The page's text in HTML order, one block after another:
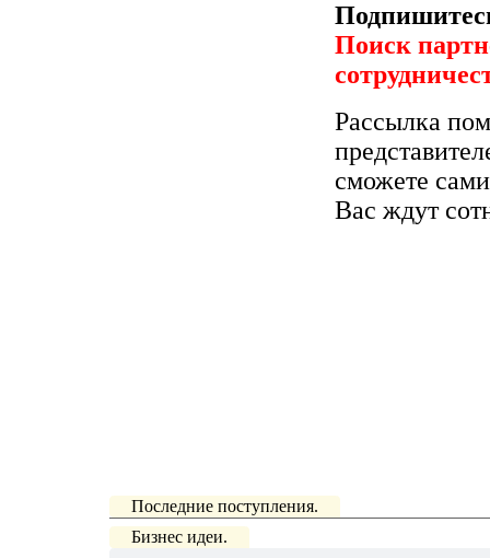
Поиск
Рассылка
сможете
Вас ждут
Последние поступления.
Бизнес идеи.